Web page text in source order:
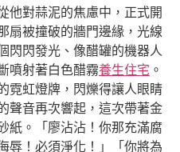
他對蒜泥的焦慮中，正式開
扇被撞破的牆門邊緣，光線
閃閃發光、像醋罐的機器人
噴射著白色醋霧養生住宅 。
霓虹燈牌，閃爍得讓人眼睛
聲音再次響起，這次帶著金
紙。「廖沾沾！你那充滿腐
辱！必須淨化！」「你將為